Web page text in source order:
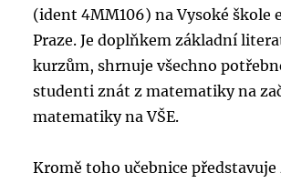
(ident 4MM106) na Vysoké škole
Praze. Je doplňkem základní
kurzům, shrnuje všechno
studenti znát z matematiky na
matematiky na VŠE.
Kromě toho učebnice